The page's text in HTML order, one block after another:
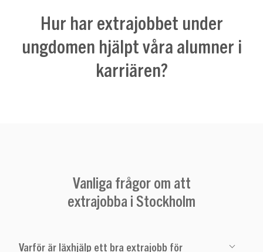
Hur har extrajobbet under
ungdomen hjälpt våra alumner i
karriären?
Vanliga frågor om att
extrajobba i Stockholm
Varför är läxhjälp ett bra extrajobb för